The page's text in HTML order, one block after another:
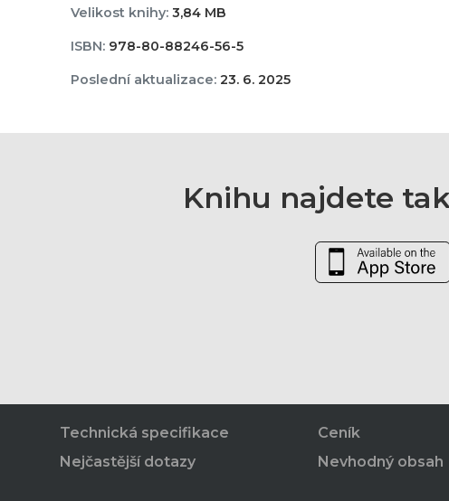
Velikost knihy:3,84 MB
ISBN:978-80-88246-56-5
Poslední aktualizace:23. 6. 2025
Knihu najdete
Technická specifikace
Nejčastější dotazy
Ceník
Nevhodný obsah